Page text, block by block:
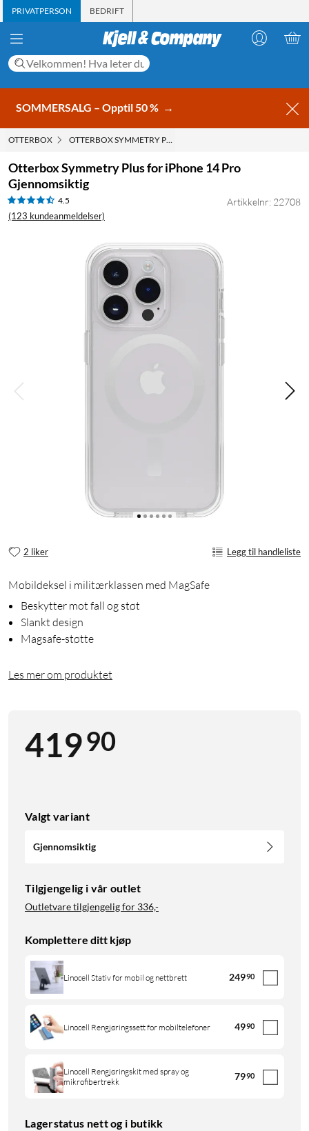
PRIVATPERSON BEDRIFT
SOMMERSALG – Opptil 50 % →
OTTERBOX OTTERBOX SYMMETRY PLUS FOR IPHONE 14 PRO
Otterbox Symmetry Plus for iPhone 14 Pro
Gjennomsiktig
4.5
(123 kundeanmeldelser)
Artikkelnr: 22708
2 liker Legg til handleliste
Mobildeksel i militærklassen med MagSafe
Beskytter mot fall og støt
Slankt design
Magsafe-støtte
Les mer om produktet
41990
Valgt variant
Gjennomsiktig
Tilgjengelig i vår outlet
Outletvare tilgjengelig for 336,-
Komplettere ditt kjøp
Linocell Stativ for mobil og nettbrett 24990
Linocell Rengjøringssett for mobiltelefoner 4990
Linocell Rengjøringskit med spray og
mikrofibertrekk
7990
Lagerstatus nett og i butikk